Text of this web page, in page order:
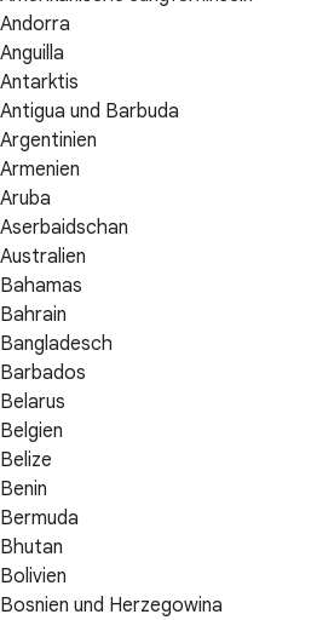
Andorra
Anguilla
Antarktis
Antigua und Barbuda
Argentinien
Armenien
Aruba
Aserbaidschan
Australien
Bahamas
Bahrain
Bangladesch
Barbados
Belarus
Belgien
Belize
Benin
Bermuda
Bhutan
Bolivien
Bosnien und Herzegowina